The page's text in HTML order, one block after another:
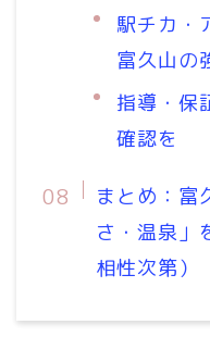
駅チカ
富久山の
指導・保
確認を
まとめ：富
さ・温泉」
相性次第）